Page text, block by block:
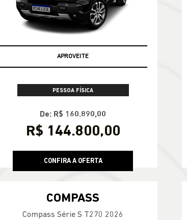
APROVEITE
PESSOA FÍSICA
De: R$ 160.890,00
R$ 144.800,00
CONFIRA A OFERTA
COMPASS
Compass Série S T270 2026